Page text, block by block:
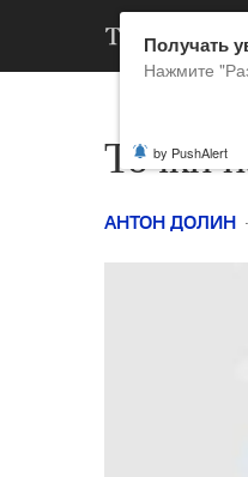
Точки
АНТОН ДОЛИН
Получать
Нажмите
by PushAlert